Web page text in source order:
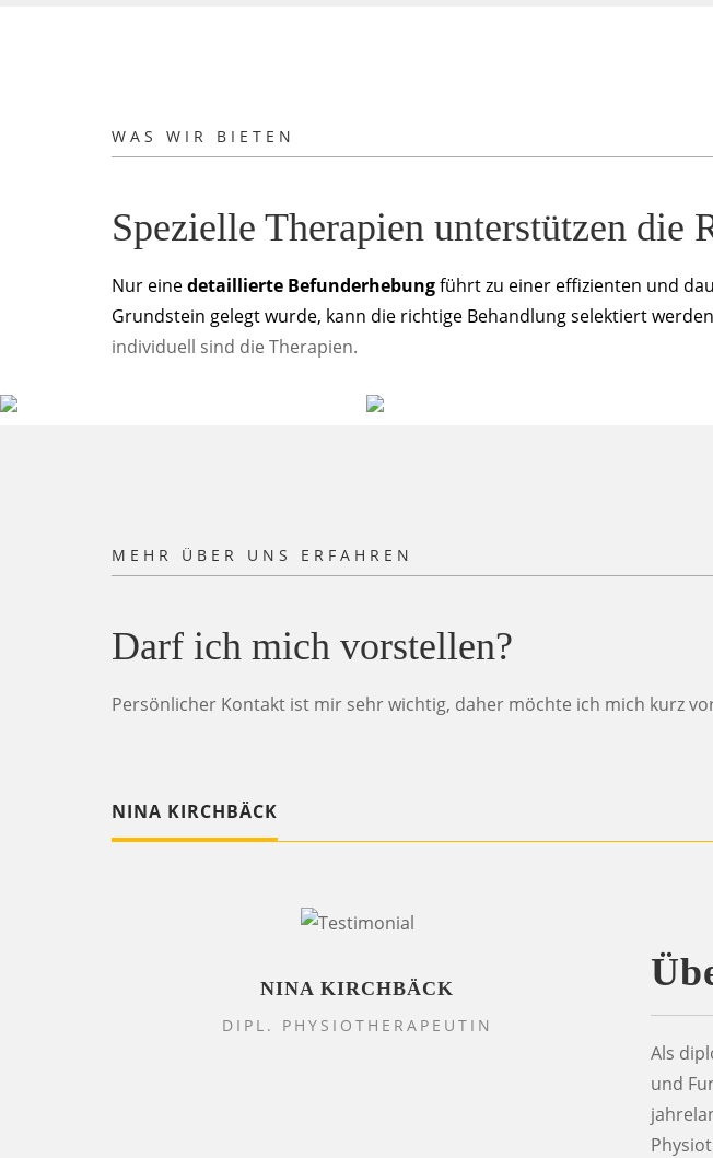
WAS WIR BIETEN
Spezielle Therapien unterstützen die
Nur einedetaillierte Befunderhebungführt zu einer effizienten und
Grundstein gelegt wurde, kann die richtige Behandlung selektiert werden
individuell sind die Therapien.
MEHR ÜBER UNS ERFAHREN
Darf ich mich vorstellen?
Persönlicher Kontakt ist mir sehr wichtig, daher möchte ich mich kurz
NINA KIRCHBÄCK
NINA KIRCHBÄCK
DIPL. PHYSIOTHERAPEUTIN
Als
und